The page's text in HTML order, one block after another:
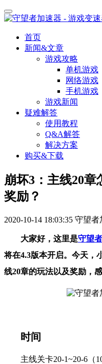
首页
新闻&文章
游戏攻略
单机游戏
网络游戏
手机游戏
游戏新闻
疑难解答
使用教程
Q&A解答
解决方案
购买&下载
崩坏3：主线20
奖励？
2020-10-14 18:03:35 守望者
大家好，这里是守望
将在4.3版本开启。今天，
线20章的玩法以及奖励，
时间
主线关卡20-1~20-6（